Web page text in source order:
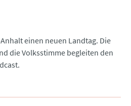
einen neuen Landtag. Die
die Volksstimme begleiten den